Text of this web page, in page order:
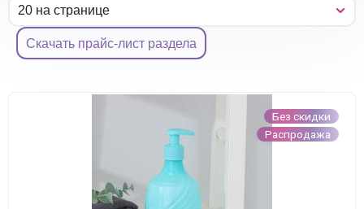
Скачать прайс-лист раздела
Без скидки
Распродажа